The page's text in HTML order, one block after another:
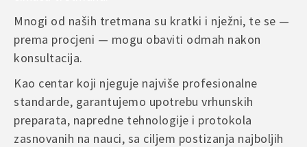
Mnogi od naših tretmana su kratki i nježni, te se —
prema procjeni — mogu obaviti odmah nakon
konsultacija.
Kao centar koji njeguje najviše profesionalne
standarde, garantujemo upotrebu vrhunskih
preparata, napredne tehnologije i protokola
zasnovanih na nauci, sa ciljem postizanja najboljih